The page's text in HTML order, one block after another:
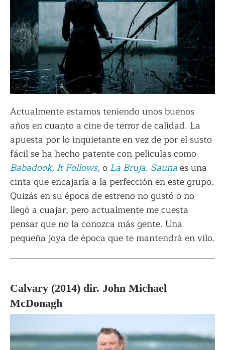
Actualmente estamos teniendo unos buenos
años en cuanto a cine de terror de calidad. La
apuesta por lo inquietante en vez de por el susto
fácil se ha hecho patente con películas como
Babadook, It Follows, o La Bruja. Saunaes una
cinta que encajaría a la perfección en este grupo.
Quizás en su época de estreno no gustó o no
llegó a cuajar, pero actualmente me cuesta
pensar que no la conozca más gente. Una
pequeña joya de época que te mantendrá en vilo.
Calvary (2014) dir. John Michael
McDonagh